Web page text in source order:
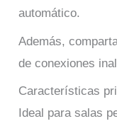
automático.
Además,
de conexiones
Características
Ideal para salas